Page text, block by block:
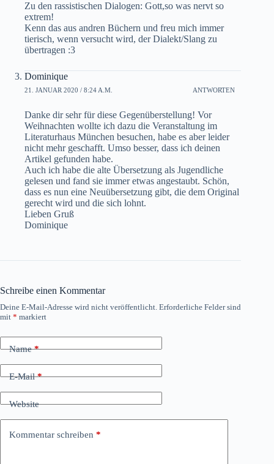
Zu den rassistischen Dialogen: Gott,so was nervt so
extrem!
Kenn das aus andren Büchern und freu mich immer
tierisch, wenn versucht wird, der Dialekt/Slang zu
übertragen :3
Dominique
21. JANUAR 2020 / 8:24 A.M. ANTWORTEN
Danke dir sehr für diese Gegenüberstellung! Vor
Weihnachten wollte ich dazu die Veranstaltung im
Literaturhaus München besuchen, habe es aber leider
nicht mehr geschafft. Umso besser, dass ich deinen
Artikel gefunden habe.
Auch ich habe die alte Übersetzung als Jugendliche
gelesen und fand sie immer etwas angestaubt. Schön,
dass es nun eine Neuübersetzung gibt, die dem Original
gerecht wird und die sich lohnt.
Lieben Gruß
Dominique
Schreibe einen Kommentar
Deine E-Mail-Adresse wird nicht veröffentlicht. Erforderliche Felder sind
mit * markiert
Name*
E-Mail*
Website
Kommentar schreiben *